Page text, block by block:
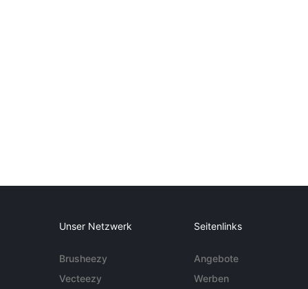
Unser Netzwerk
Brusheezy
Vecteezy
Seitenlinks
Angebote
Werben